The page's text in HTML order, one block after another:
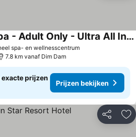
spa- en wellnesscentrumPrijzen
Michell Hotel & Spa - Adult Only - Ultra All Inclusive
7.8 km vanaf Dim Dam
prijzen
Prijzen bekijken
Delen